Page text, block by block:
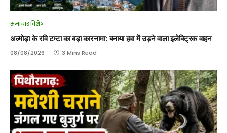
समाचार विशेष
अल्मोड़ा के रवि टम्टा का बड़ा कारनामा: बनाया हवा में उड़ने वाला इलेक्ट्रिक वाहन
08/08/2026 3 Mins Read